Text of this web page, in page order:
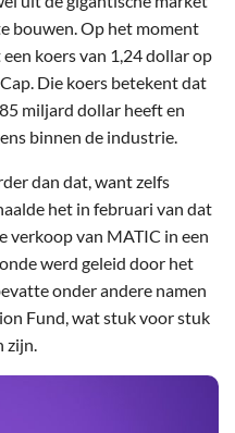
bouwen. Op het moment
koers van 1,24 dollar op
Die koers betekent dat
miljard dollar heeft en
binnen de industrie.
dan dat, want zelfs
het in februari van dat
verkoop van MATIC in een
werd geleid door het
onder andere namen
Fund, wat stuk voor stuk
zijn.